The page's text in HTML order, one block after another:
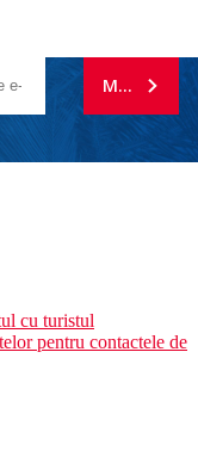
MA
cu turistul
pentru contactele de